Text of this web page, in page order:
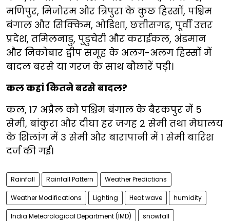
मणिपुर, मिजोरम और त्रिपुरा के कुछ हिस्सों, पश्चिम
बंगाल और सिक्किम, ओडिशा, छत्तीसगढ़, पूर्वी उत्तर
प्रदेश, तमिलनाडु, पुडुचेरी और कराईकल, अंडमान
और निकोबार द्वीप समूह के अलग-अलग हिस्सों में
बादल बरसे या गरज के साथ बौछारें पड़ी।
कल कहां कितने बरसे बादल?
कल, 17 अप्रैल को पश्चिम बंगाल के बैरकपुर में 5
सेमी, बांकुरा और दीघा हर जगह 2 सेमी तथा मेघालय
के शिलांग में 3 सेमी और बारापानी में 1 सेमी बारिश
दर्ज की गई।
Rainfall Rainfall Pattern Weather Predictions
Weather Modifications Lighting Heat wave humidity
India Meteorological Department (IMD) snowfall